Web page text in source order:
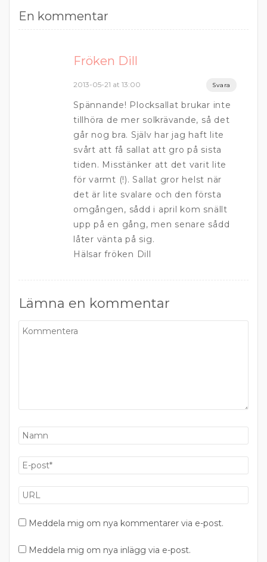
En kommentar
Fröken Dill
2013-05-21 at 13:00 Svara
Spännande! Plocksallat brukar inte
tillhöra de mer solkrävande, så det
går nog bra. Själv har jag haft lite
svårt att få sallat att gro på sista
tiden. Misstänker att det varit lite
för varmt (!). Sallat gror helst när
det är lite svalare och den första
omgången, sådd i april kom snällt
upp på en gång, men senare sådd
låter vänta på sig.
Hälsar fröken Dill
Lämna en kommentar
Meddela mig om nya kommentarer via e-post.
Meddela mig om nya inlägg via e-post.